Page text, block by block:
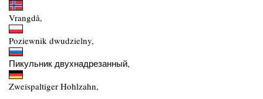
Vrangdå,
Poziewnik dwudzielny,
Пикульник двухнадрезанный,
Zweispaltiger Hohlzahn,